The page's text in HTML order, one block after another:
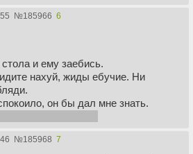
№185966 6
и ему заебись.
нахуй, жиды ебучие. Ни
он бы дал мне знать.
№185968 7